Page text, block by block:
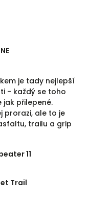
je tady nejlepší
- každý se toho
přilepené.
prorazi, ale to je
trailu a grip
11
Trail